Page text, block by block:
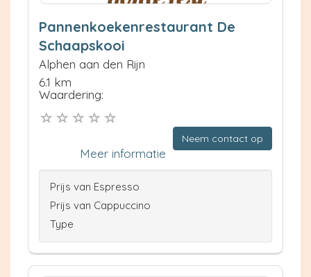
Pannenkoekenrestaurant De
Schaapskooi
Alphen aan den Rijn
6.1 km
Waardering:
Neem contact op
Meer informatie
Prijs van Espresso
Prijs van Cappuccino
Type